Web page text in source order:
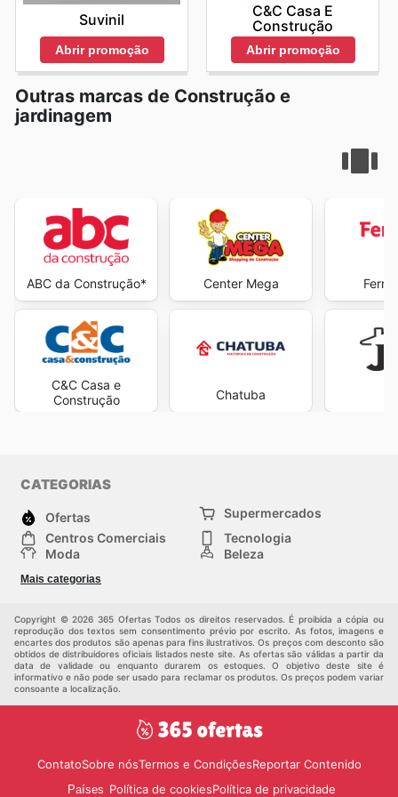
Suvinil
Abrir promoção
C&C Casa E
Construção
Abrir promoção
Outras marcas de Construção e
jardinagem
ABC da Construção*
C&C Casa e
Construção
Center Mega
Chatuba
CATEGORIAS
Ofertas
Supermercados
Centros Comerciais
Tecnologia
Moda
Beleza
Construção e jardinagem
Mais categorias
Copyright © 2026 365 Ofertas Todos os direitos reservados. É proibida a cópia ou
reprodução dos textos sem consentimento prévio por escrito. As fotos, imagens e
encartes dos produtos são apenas para fins ilustrativos. Os preços com desconto são
obtidos de distribuidores oficiais listados neste site. As ofertas são válidas a partir da
data de validade ou enquanto durarem os estoques. O objetivo deste site é
informativo e não pode ser usado para reclamar os produtos. Os preços podem variar
consoante a localização.
ContatoSobre nósTermos e CondiçõesReportar Contenido
Países Política de cookiesPolítica de privacidade